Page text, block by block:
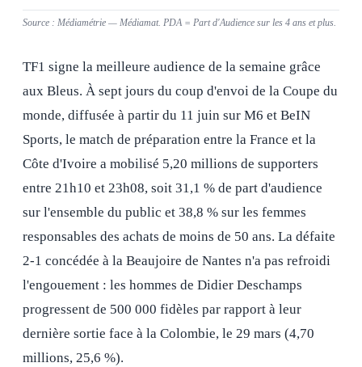
Source : Médiamétrie — Médiamat. PDA = Part d'Audience sur les 4 ans et plus.
TF1 signe la meilleure audience de la semaine grâce
aux Bleus. À sept jours du coup d'envoi de la Coupe du
monde, diffusée à partir du 11 juin sur M6 et BeIN
Sports, le match de préparation entre la France et la
Côte d'Ivoire a mobilisé 5,20 millions de supporters
entre 21h10 et 23h08, soit 31,1 % de part d'audience
sur l'ensemble du public et 38,8 % sur les femmes
responsables des achats de moins de 50 ans. La défaite
2-1 concédée à la Beaujoire de Nantes n'a pas refroidi
l'engouement : les hommes de Didier Deschamps
progressent de 500 000 fidèles par rapport à leur
dernière sortie face à la Colombie, le 29 mars (4,70
millions, 25,6 %).